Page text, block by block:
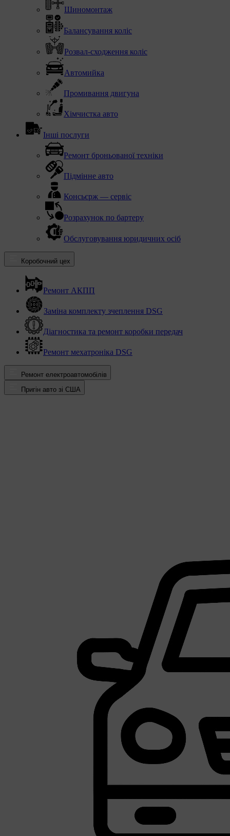
Шиномонтаж
Балансування коліс
Розвал-сходження коліс
Автомийка
Промивання двигуна
Хімчистка авто
Інші послуги
Ремонт броньованої техніки
Підмінне авто
Консьєрж — сервіс
Розрахунок по бартеру
Обслуговування юридичних осіб
Коробочний цех
Ремонт АКПП
Заміна комплекту зчеплення DSG
Діагностика та ремонт коробки передач
Ремонт мехатроніка DSG
Ремонт електроавтомобілів
Пригін авто зі США